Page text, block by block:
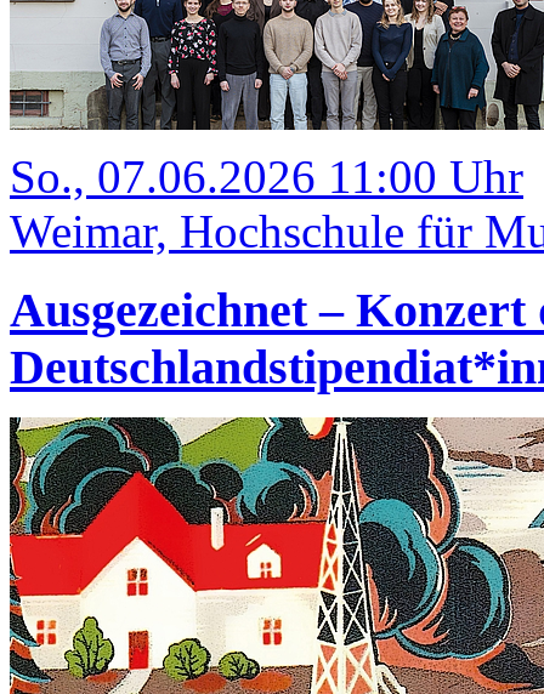
So., 07.06.2026 11:00 Uhr
Weimar, Hochschule für
Ausgezeichnet – Konzert